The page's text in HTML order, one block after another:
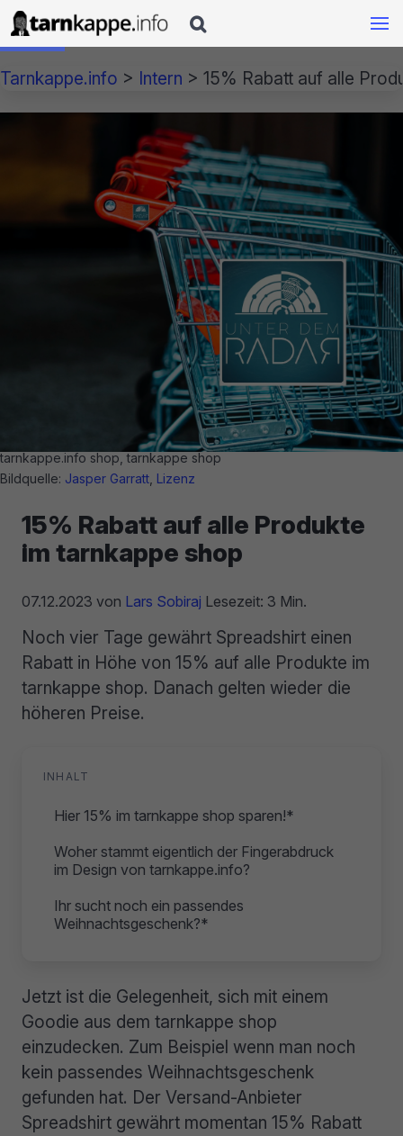

Tarnkappe.info > Intern > 15% Rabatt auf alle
tarnkappe.info shop, tarnkappe shop
Bildquelle: Jasper Garratt Lizenz
15% Rabatt auf alle Produkte
im tarnkappe shop
07.12.2023 von Lars Sobiraj Lesezeit: 3 Min.
Noch vier Tage gewährt Spreadshirt einen
Rabatt in Höhe von 15% auf alle Produkte im
tarnkappe shop. Danach gelten wieder die
höheren Preise.
INHALT
Hier 15% im tarnkappe shop sparen!*
Woher stammt eigentlich der Fingerabdruck
im Design von tarnkappe.info?
Ihr sucht noch ein passendes
Weihnachtsgeschenk?*
Jetzt ist die Gelegenheit, sich mit einem
Goodie aus dem tarnkappe shop
einzudecken. Zum Beispiel wenn man noch
kein passendes Weihnachtsgeschenk
gefunden hat. Der Versand-Anbieter
Spreadshirt gewährt momentan 15% Rabatt